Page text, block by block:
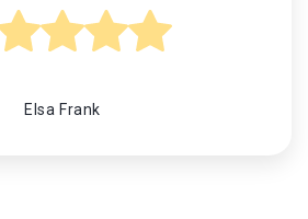
Elsa Frank